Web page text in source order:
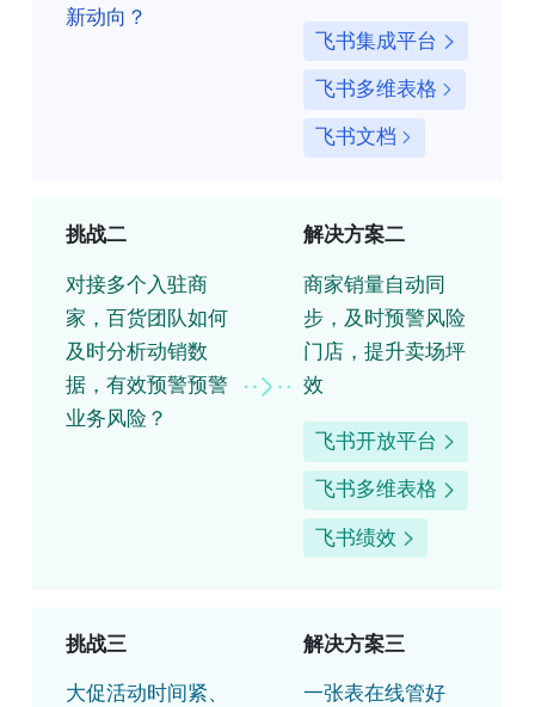
新动向？
飞书集成平台
飞书多维表格
飞书文档
挑战二
对接多个入驻商
家，百货团队如何
及时分析动销数
据，有效预警预警
业务风险？
解决方案二
商家销量自动同
步，及时预警风险
门店，提升卖场坪
效
飞书开放平台
飞书多维表格
飞书绩效
挑战三
大促活动时间紧、
解决方案三
一张表在线管好